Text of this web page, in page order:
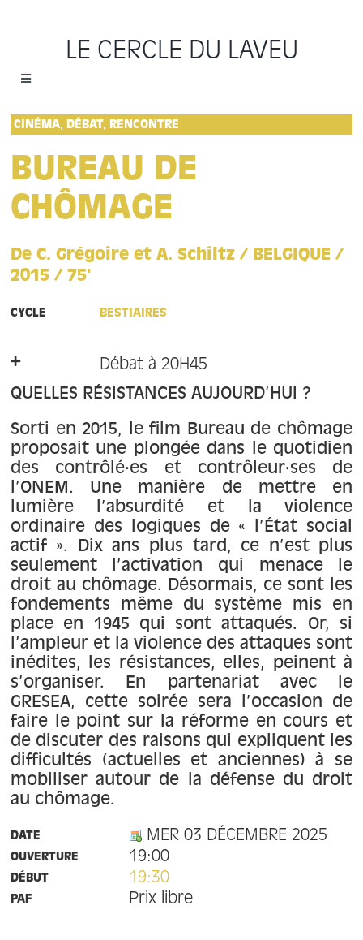
LE CERCLE DU LAVEU
Toggle
Accueil
Cycles
Programme
Location
Sauvons le Cercle
CINÉMA, DÉBAT, RENCONTRE
BUREAU DE
CHÔMAGE
De C. Grégoire et A. Schiltz / BELGIQUE /
2015 / 75'
CYCLE BESTIAIRES
Débat à 20H45
QUELLES RÉSISTANCES AUJOURD’HUI ?
Sorti en 2015, le film Bureau de chômage
proposait une plongée dans le quotidien
des contrôlé·es et contrôleur·ses de
l’ONEM. Une manière de mettre en
lumière l’absurdité et la violence
ordinaire des logiques de « l’État social
actif ». Dix ans plus tard, ce n’est plus
seulement l’activation qui menace le
droit au chômage. Désormais, ce sont les
fondements même du système mis en
place en 1945 qui sont attaqués. Or, si
l’ampleur et la violence des attaques sont
inédites, les résistances, elles, peinent à
s’organiser. En partenariat avec le
GRESEA, cette soirée sera l’occasion de
faire le point sur la réforme en cours et
de discuter des raisons qui expliquent les
difficultés (actuelles et anciennes) à se
mobiliser autour de la défense du droit
au chômage.
DATE MER 03 DÉCEMBRE 2025
OUVERTURE 19:00
DÉBUT 19:30
PAF Prix libre